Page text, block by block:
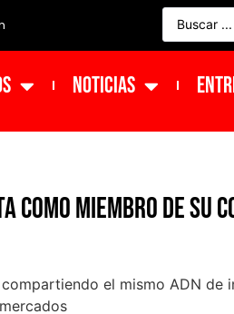
NOTICIAS
miembro de su